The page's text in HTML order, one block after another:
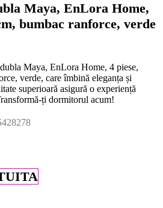
Maya, EnLora Home,
bumbac ranforce, verde
Maya, EnLora Home, 4 piese,
verde, care îmbină eleganța și
superioară asigură o experiență
ți dormitorul acum!